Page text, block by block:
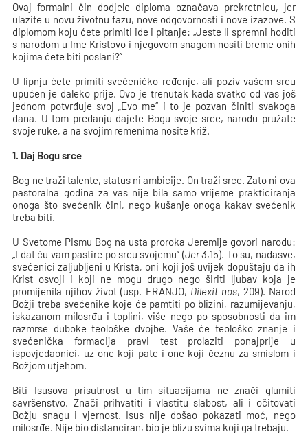
Ovaj formalni čin dodjele diploma označava prekretnicu, jer
ulazite u novu životnu fazu, nove odgovornosti i nove izazove. S
diplomom koju ćete primiti ide i pitanje: „Jeste li spremni hoditi
s narodom u Ime Kristovo i njegovom snagom nositi breme onih
kojima ćete biti poslani?”
U lipnju ćete primiti svećeničko ređenje, ali poziv vašem srcu
upućen je daleko prije. Ovo je trenutak kada svatko od vas još
jednom potvrđuje svoj „Evo me“ i to je pozvan činiti svakoga
dana. U tom predanju dajete Bogu svoje srce, narodu pružate
svoje ruke, a na svojim remenima nosite križ.
1. Daj Bogu srce
Bog ne traži talente, status ni ambicije. On traži srce. Zato ni ova
pastoralna godina za vas nije bila samo vrijeme prakticiranja
onoga što svećenik čini, nego kušanje onoga kakav svećenik
treba biti.
U Svetome Pismu Bog na usta proroka Jeremije govori narodu:
„I dat ću vam pastire po srcu svojemu“ (Jer3,15). To su, nadasve,
svećenici zaljubljeni u Krista, oni koji još uvijek dopuštaju da ih
Krist osvoji i koji ne mogu drugo nego širiti ljubav koja je
promijenila njihov život (usp. FRANJO, Dilexit nos, 209). Narod
Božji treba svećenike koje će pamtiti po blizini, razumijevanju,
iskazanom milosrđu i toplini, više nego po sposobnosti da im
razmrse duboke teološke dvojbe. Vaše će teološko znanje i
svećenička formacija pravi test prolaziti ponajprije u
ispovjedaonici, uz one koji pate i one koji čeznu za smislom i
Božjom utjehom.
Biti Isusova prisutnost u tim situacijama ne znači glumiti
savršenstvo. Znači prihvatiti i vlastitu slabost, ali i očitovati
Božju snagu i vjernost. Isus nije došao pokazati moć, nego
milosrđe. Nije bio distanciran, bio je blizu svima koji ga trebaju.